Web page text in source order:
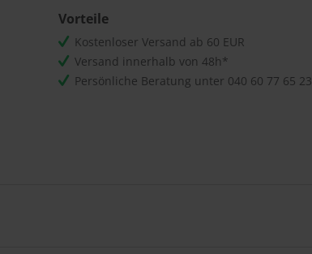
Vorteile
Kostenloser Versand ab 60 EUR
Versand innerhalb von 48h*
Persönliche Beratung unter 040 60 77 65 23